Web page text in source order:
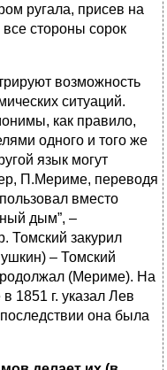
ругала, присев на
стороны сорок
возможность
ситуаций.
как правило,
одного и того же
язык могут
П.Мериме, переводя
вместо
дым”, –
Томский закурил
– Томский
(Мериме). На
1851 г. указал Лев
она была